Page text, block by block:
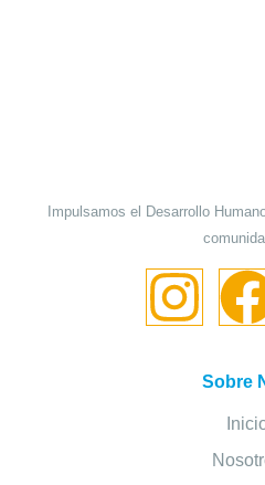
Impulsamos el Desarrollo
Sobre